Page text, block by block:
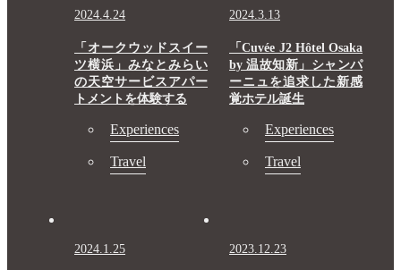
2024.4.24
「オークウッドスイー
ツ横浜」みなとみらい
の天空サービスアパー
トメントを体験する
Experiences
Travel
2024.3.13
「Cuvée J2 Hôtel Osaka
by 温故知新」シャンパ
ーニュを追求した新感
覚ホテル誕生
Experiences
Travel
2024.1.25 2023.12.23